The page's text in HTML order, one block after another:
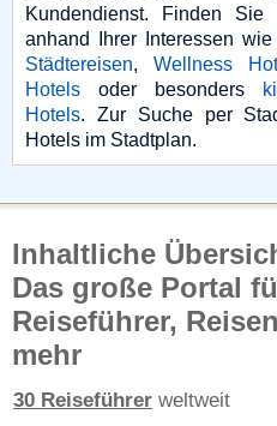
Kundendienst. Finden Sie
anhand Ihrer Interessen
Städtereisen, Wellness
Hotels oder besonders
Hotels. Zur Suche per
Hotels im Stadtplan.
Inhaltliche
Das große Portal
Reiseführer,
mehr
30 Reiseführer weltweit